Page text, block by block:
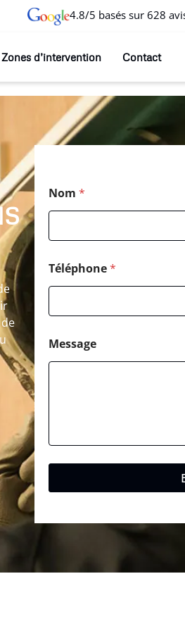
4.8/5 basés sur 628
Zones d’intervention Contact
Nom *
Téléphone*
Message